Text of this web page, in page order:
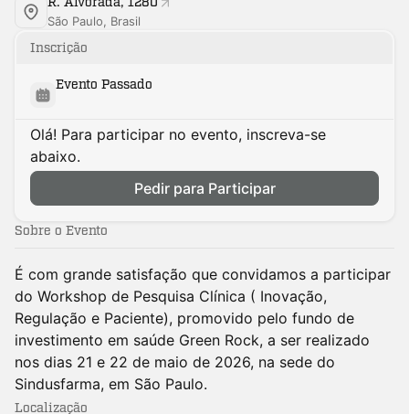
São Paulo, Brasil
Inscrição
Evento Passado
Olá! Para participar no evento, inscreva-se
abaixo.
Pedir para Participar
Sobre o Evento
É com grande satisfação que convidamos a participar
do Workshop de Pesquisa Clínica ( Inovação,
Regulação e Paciente), promovido pelo fundo de
investimento em saúde Green Rock, a ser realizado
nos dias 21 e 22 de maio de 2026, na sede do
Sindusfarma, em São Paulo.
Localização